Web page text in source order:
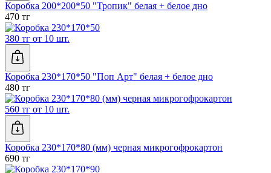
Коробка 200*200*50 "Тропик" белая + белое дно
470 тг
380 тг от 10 шт.
Коробка 230*170*50 "Поп Арт" белая + белое дно
480 тг
560 тг от 10 шт.
Коробка 230*170*80 (мм) черная микрогофрокартон
690 тг